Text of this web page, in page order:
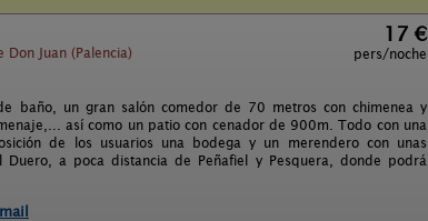
Juan (Palencia)
17 €
pers/noche
baño, un gran salón comedor de 70 metros con chimenea y
así como un patio con cenador de 900m. Todo con una
de los usuarios una bodega y un merendero con unas
a poca distancia de Peñafiel y Pesquera, donde podrá